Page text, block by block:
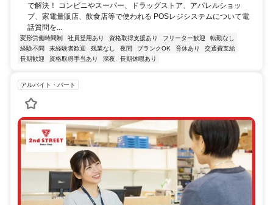
で解決！ コンビニやスーパー、ドラッグストア、アパレルショッ
プ、家電量販店、飲食店等で使われる POSレジシステムについて電
話質問を...
変形労働時間制 社員登用あり 資格取得支援あり フリーター歓迎
転勤なし
経験不問
未経験者歓迎 残業なし 夜間 ブランクOK 育休あり
交通費支給
長期歓迎
資格取得手当あり 深夜 長期休暇あり
アルバイト・パート